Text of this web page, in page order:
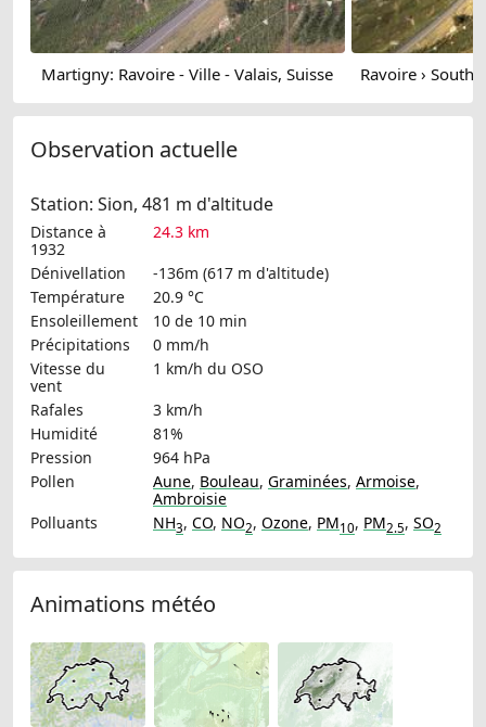
Martigny: Ravoire - Ville - Valais, Suisse
Observation actuelle
Station: Sion, 481 m d'altitude
Distance à
1932
24.3 km
Dénivellation
-136m (617 m d'altitude)
Température
20.9 °C
Ensoleillement
10 de 10 min
Précipitations
0 mm/h
Vitesse du
vent
1 km/h du OSO
Rafales
3 km/h
Humidité
81%
Pression
964 hPa
Pollen
Aune, Bouleau, Graminées, Armoise,
Ambroisie
Polluants
NH3, CO, NO2, Ozone, PM10, PM2.5, SO2
Animations météo